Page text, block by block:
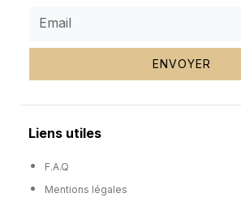
ENVOYER
Liens utiles
F.A.Q
Mentions légales